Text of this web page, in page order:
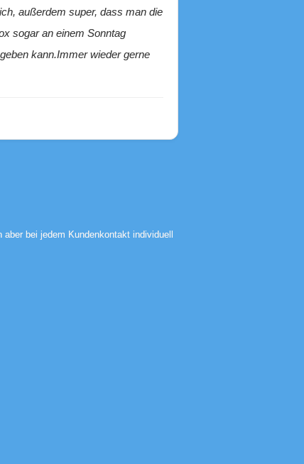
außerdem super, dass man die
sogar an einem Sonntag
kann.Immer wieder gerne